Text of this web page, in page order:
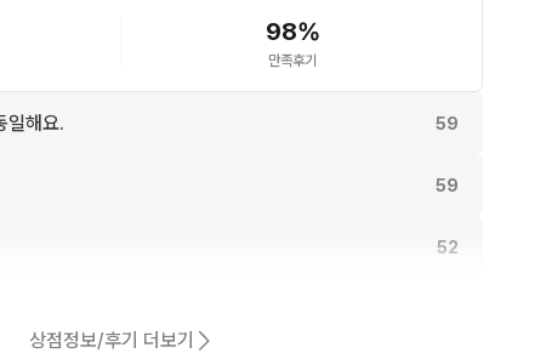
지 않습니다. 문의자제 부탁드립니다.
로 선입금순으로 판매진행 되는점 양해부탁드립니다.
98%
만족후기
일해요. 59
59
52
상점정보/후기 더보기